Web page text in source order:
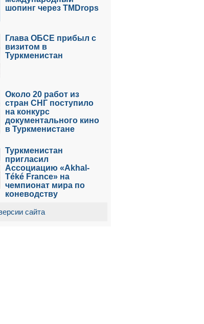
шопинг через TMDrops
Глава ОБСЕ прибыл с
визитом в
Туркменистан
Около 20 работ из
стран СНГ поступило
на конкурс
документального кино
в Туркменистане
Туркменистан
пригласил
Ассоциацию «Akhal-
Téké France» на
чемпионат мира по
коневодству
сайта